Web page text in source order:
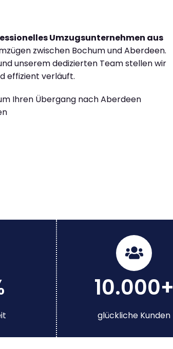
Umzugsunternehmen aus
zwischen Bochum und Aberdeen.
unserem dedizierten Team stellen wir
effizient verläuft.
Ihren Übergang nach Aberdeen
10.000+
glückliche Kunden